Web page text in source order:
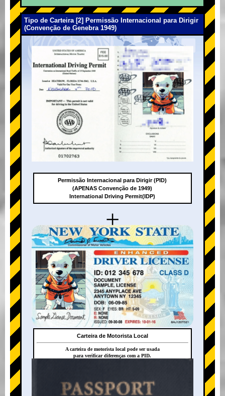
Tipo de Carteira [2] Permissão Internacional para Dirigir
(Convenção de Genebra 1949)
+
+
Permissão Internacional para Dirigir (PID)
(APENAS Convenção de 1949)
International Driving Permit(IDP)
Carteira de Motorista Local
A carteira de motorista local pode ser usada
para verificar diferenças com a PID.